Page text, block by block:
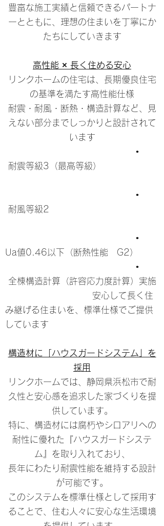
豊富な施工実績と信頼できるパートナ
ーとともに、理想の住まいを丁寧にか
たちにしていきます
高性能 × 長く住める安心
リンクホームの住宅は、長期優良住宅
の基準を満たす高性能仕様
耐震・耐風・断熱・構造計算など、見
えない部分までしっかりと設計されて
います
•
耐震等級3（最高等級）
•
耐風等級2
•
Ua値0.46以下（断熱性能 G2）
•
全棟構造計算（許容応力度計算）実施
安心して長く住
み継げる住まいを、標準仕様でご提供
しています
構造材に「ハウスガードシステム」を
採用
リンクホームでは、静岡県浜松市で耐
久性と安心感を追求した家づくりを提
供しています。
特に、構造材には腐朽やシロアリへの
耐性に優れた『ハウスガードシステ
ム』を取り入れており、
長年にわたり耐震性能を維持する設計
が可能です。
このシステムを標準仕様として採用す
ることで、住む人々に安心な生活環境